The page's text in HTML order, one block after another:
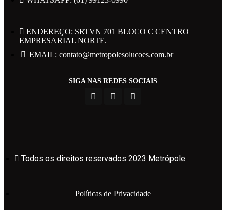
Todos os direitos reservados 2023 Metrópole
Powered by Web Design Brasil
ENDEREÇO: SRTVN 701 BLOCO C CENTRO
EMPRESARIAL NORTE.
EMAIL: contato@metropolesolucoes.com.br
SIGA NAS REDES SOCIAIS
Todos os direitos reservados 2023 Metrópole
Políticas de Privacidade